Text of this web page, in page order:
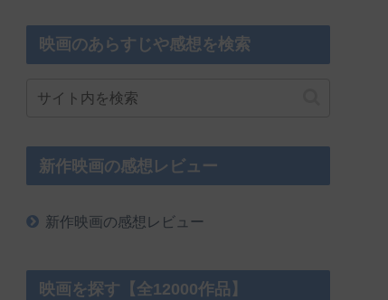
映画のあらすじや感想を検索
新作映画の感想レビュー
新作映画の感想レビュー
映画を探す【全12000作品】